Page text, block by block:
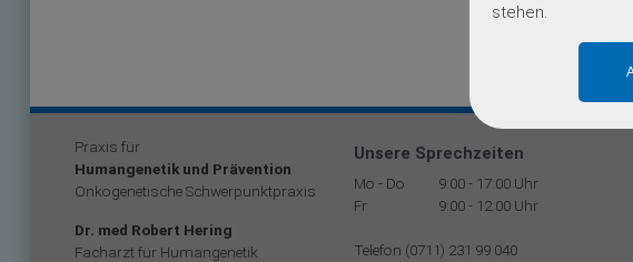
stehen.
Praxis für
Humangenetik und Prävention
Onkogenetische Schwerpunktpraxis
Dr. med Robert Hering
Facharzt für Humangenetik
Unsere Sprechzeiten
Mo - Do
9:00 - 17:00 Uhr
Fr
9:00 - 12:00 Uhr
Telefon (0711) 231 99 040